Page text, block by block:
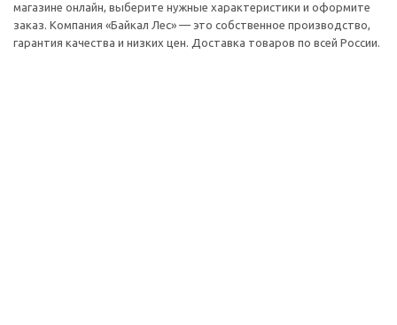
магазине онлайн, выберите нужные характеристики и оформите
заказ. Компания «Байкал Лес» — это собственное производство,
гарантия качества и низких цен. Доставка товаров по всей России.